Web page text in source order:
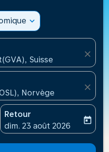
expand_more
Suisse
close
Norvège
close
aria-label
Retour
fc-booking-return-date-
dim. 23 août 2026
today